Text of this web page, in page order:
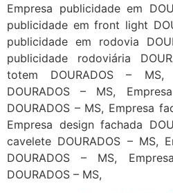
Empresa publicidade em
publicidade em front light
publicidade em rodovia
publicidade rodoviária
totem DOURADOS – MS,
DOURADOS – MS,
DOURADOS – MS, Empresa
Empresa design fachada
cavelete DOURADOS – MS,
DOURADOS – MS,
DOURADOS – MS,